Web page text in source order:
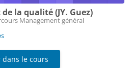
la qualité (JY. Guez)
Management général
le cours